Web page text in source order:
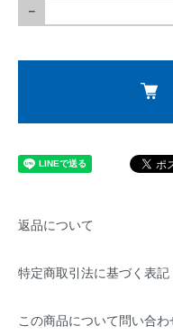
－
返品について
特定商取引法に基づく表記
この商品について問い合わ